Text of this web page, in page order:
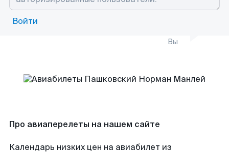
Войти
Вы
Про авиаперелеты на нашем сайте
Календарь низких цен на авиабилет из